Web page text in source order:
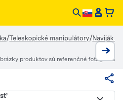
/Teleskopické manipulátory/Naviják
produktov sú referenčné fotografie